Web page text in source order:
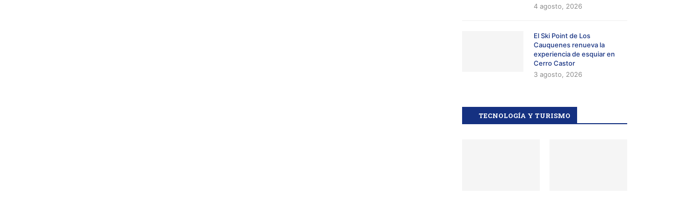
4 agosto, 2026
El Ski Point de Los
Cauquenes renueva la
experiencia de esquiar en
Cerro Castor
3 agosto, 2026
TECNOLOGÍA Y TURISMO